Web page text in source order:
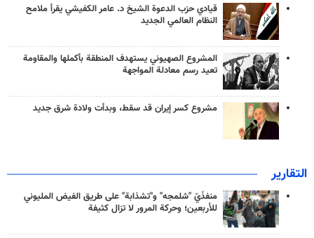
قيادي حزب الدعوة الشيخ د. عامر الكفيشي يقرأ ملامح
النظام العالمي الجديد
المشروع الصهيوني يستهدف المنطقة بأكملها والمقاومة
تعيد رسم معادلة المواجهة
مشروع كسر إيران قد سقط، وبدأت ولادة شرق جديد
التقارير
منفذَيّ "شلمجه" و"تشذابة" على طريق الفيض المليوني
للأربعين؛ وحركة المرور لا تزال كثيفة